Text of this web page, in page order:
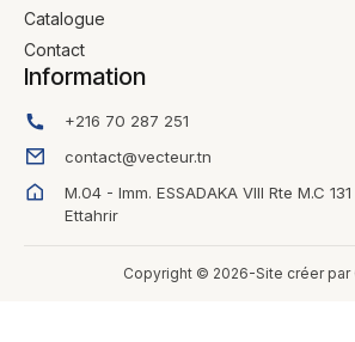
Catalogue
Contact
Information
+216 70 287 251
contact@vecteur.tn
M.04 - Imm. ESSADAKA VIII Rte M.C
Ettahrir
Copyright © 2026-Site créer par